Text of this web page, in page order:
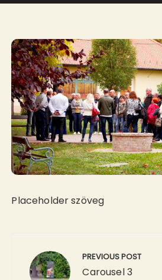
Placeholder szöveg
navigáció PREVIOUS POST
Carousel 3